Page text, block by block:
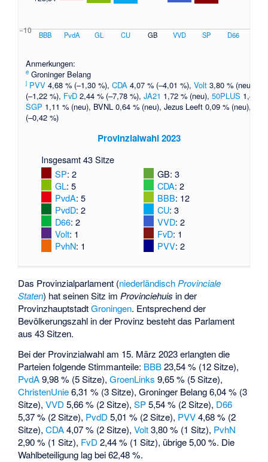
−10
BBB PvdA GL CU GB VVD SP D66
Anmerkungen:
e Groninger Belang
j PVV 4,68 % (–1,30 %),CDA 4,07 % (–4,01 %),Volt 3,80 % (neu),
(–1,22 %), FvD 2,44 % (–7,78 %),JA21 1,72 % (neu),50PLUS 1,44
SGP 1,11 % (neu), BVNL 0,64 % (neu), Jezus Leeft 0,09 % (neu),
(–0,42 %)
Provinzialwahl 2023
Insgesamt 43 Sitze
SP: 2
GL: 5
PvdA: 5
PvdD: 2
D66: 2
Volt: 1
PvhN: 1
GB: 3
CDA: 2
BBB: 12
CU: 3
VVD: 2
FvD: 1
PVV: 2
Das Provinzialparlament (niederländisch Provinciale
Staten) hat seinen Sitz im Provinciehuis in der
ProvinzhauptstadtGroningen. Entsprechend der
Bevölkerungszahl in der Provinz besteht das Parlament
aus 43 Sitzen.
Bei der Provinzialwahl am 15. März 2023 erlangten die
Parteien folgende Stimmanteile: BBB23,54 % (12 Sitze),
PvdA9,98 % (5 Sitze),GroenLinks 9,65 % (5 Sitze),
ChristenUnie6,31 % (3 Sitze), Groninger Belang 6,04 % (3
Sitze),VVD 5,66 % (2 Sitze),SP5,54 % (2 Sitze), D66
5,37 % (2 Sitze), PvdD 5,01 % (2 Sitze), PVV4,68 % (2
Sitze),CDA4,07 % (2 Sitze),Volt3,80 % (1 Sitz), PvhN
2,90 % (1 Sitz), FvD 2,44 % (1 Sitz), übrige 5,00 %. Die
Wahlbeteiligung lag bei 62,48 %.